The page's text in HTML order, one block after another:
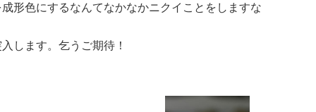
形色にするなんてなかなかニクイことをしますな
します。乞うご期待！